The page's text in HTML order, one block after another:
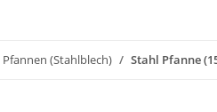
Pfannen (Stahlblech) Stahl Pfanne